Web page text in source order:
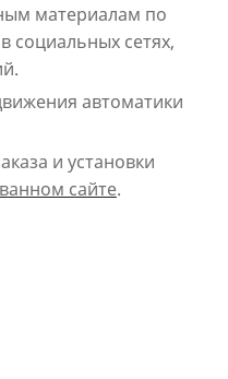
материалам по
социальных сетях,
автоматики
и установки
сайте.